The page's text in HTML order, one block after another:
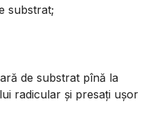
substrat;
de substrat pînă la
radicular şi presaţi uşor